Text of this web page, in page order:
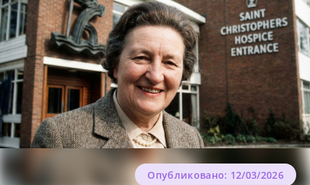
Опубликовано: 12/03/2026